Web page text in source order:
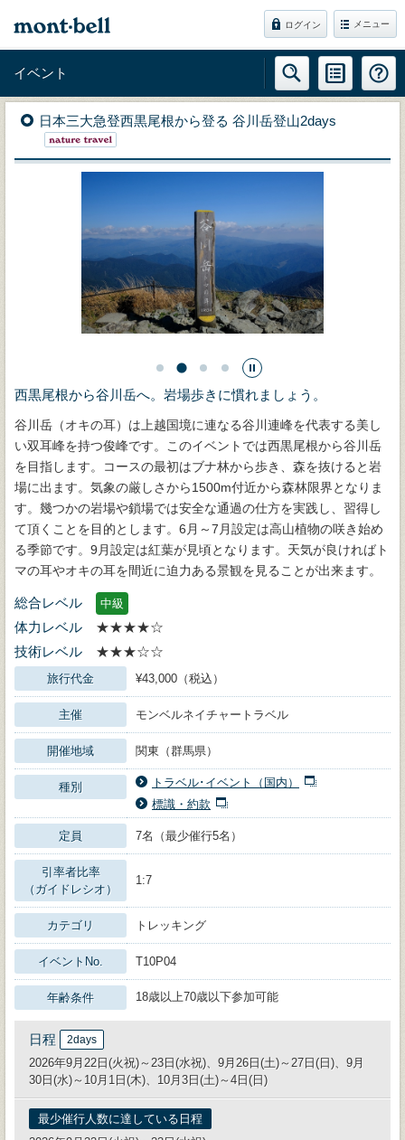
ログイン メニュー
イベント
日本三大急登西黒尾根から登る 谷川岳登山2days
西黒尾根から谷川岳へ。岩場歩きに慣れましょう。
谷川岳（オキの耳）は上越国境に連なる谷川連峰を代表する美し
い双耳峰を持つ俊峰です。このイベントでは西黒尾根から谷川岳
を目指します。コースの最初はブナ林から歩き、森を抜けると岩
場に出ます。気象の厳しさから1500m付近から森林限界となりま
す。幾つかの岩場や鎖場では安全な通過の仕方を実践し、習得し
て頂くことを目的とします。6月～7月設定は高山植物の咲き始め
る季節です。9月設定は紅葉が見頃となります。天気が良ければト
マの耳やオキの耳を間近に迫力ある景観を見ることが出来ます。
総合レベル 中級
体力レベル
★★★★☆
技術レベル
★★★☆☆
旅行代金 ¥43,000（税込）
主催 モンベルネイチャートラベル
開催地域 関東（群馬県）
種別
トラベル･イベント（国内）
標識・約款
定員 7名（最少催行5名）
引率者比率
（ガイドレシオ）
1:7
カテゴリ トレッキング
イベントNo. T10P04
年齢条件 18歳以上70歳以下参加可能
日程 2days
2026年9月22日(火祝)～23日(水祝)、9月26日(土)～27日(日)、9月
30日(水)～10月1日(木)、10月3日(土)～4日(日)
最少催行人数に達している日程